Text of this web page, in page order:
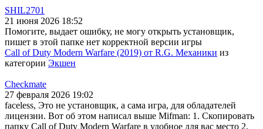
SHIL2701
21 июня 2026 18:52
Помогите, выдает ошибку, не могу открыть установщик,
пишет в этой папке нет корректной версии игры
Call of Duty Modern Warfare (2019) от R.G. Механики из
категории Экшен
Checkmate
27 февраля 2026 19:02
faceless, Это не установщик, а сама игра, для обладателей
лицензии. Вот об этом написал выше Mifman: 1. Скопировать
папку Call of Duty Modern Warfare в удобное для вас место 2.